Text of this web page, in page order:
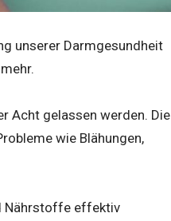
unserer Darmgesundheit
Acht gelassen werden. Die
wie Blähungen,
Nährstoffe effektiv